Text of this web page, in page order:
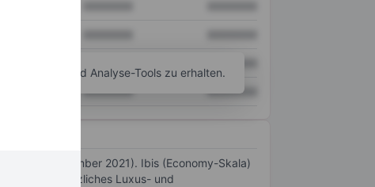
XXXXXXX XXXXXXX
und Analyse-Tools zu erhalten.
30. September 2021). Ibis (Economy-Skala)
bietet zusätzliches Luxus- und